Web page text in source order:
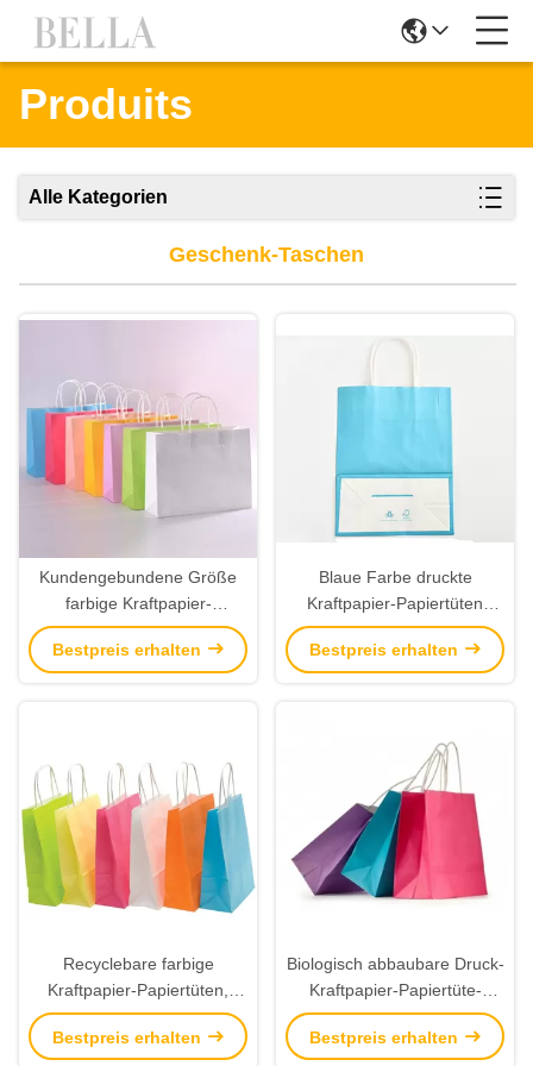
Produits
Alle Kategorien
Geschenk-Taschen
Kundengebundene Größe
farbige Kraftpapier-
Papiertüten, Brown-Papier-
Geschenk sackt
Bestpreis erhalten
Blaue Farbe druckte
Kraftpapier-Papiertüten
Customzied-Logo mit
verdrehtem Papiergriff
Bestpreis erhalten
Recyclebare farbige
Kraftpapier-Papiertüten,
kundenspezifische Brown-
Papiertüten für Kaufhäuser
Bestpreis erhalten
Biologisch abbaubare Druck-
Kraftpapier-Papiertüte-
Plastik-/Wasser-beständige
Beschichtungen verfügbar
Bestpreis erhalten